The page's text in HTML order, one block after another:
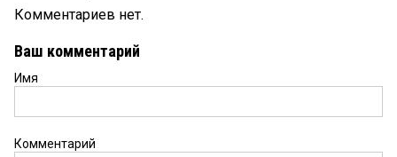
Комментариев нет.
Ваш комментарий
Имя
Комментарий